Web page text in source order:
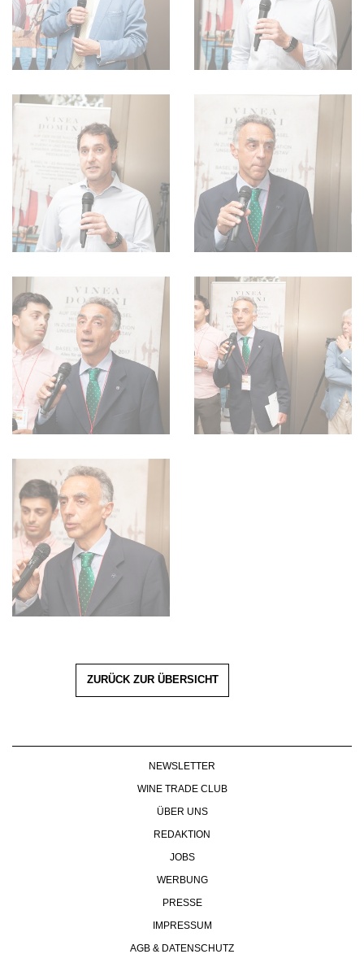
ZURÜCK ZUR ÜBERSICHT
NEWSLETTER
WINE TRADE CLUB
ÜBER UNS
REDAKTION
JOBS
WERBUNG
PRESSE
IMPRESSUM
AGB & DATENSCHUTZ